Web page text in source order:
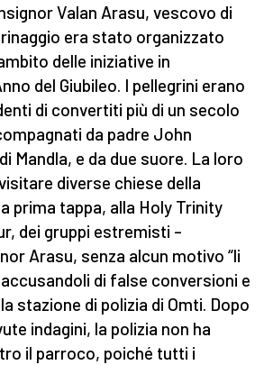
Valan Arasu, vescovo di
era stato organizzato
delle iniziative in
del Giubileo. I pellegrini erano
di convertiti più di un secolo
da padre John
Mandla, e da due suore. La loro
diverse chiese della
prima tappa, alla Holy Trinity
dei gruppi estremisti –
Arasu, senza alcun motivo “li
di false conversioni e
stazione di polizia di Omti. Dopo
indagini, la polizia non ha
il parroco, poiché tutti i